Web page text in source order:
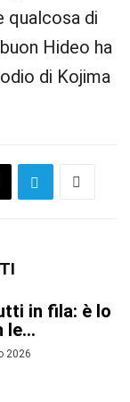
qualcosa di
Hideo ha
di Kojima
in fila: è lo
le...
2026